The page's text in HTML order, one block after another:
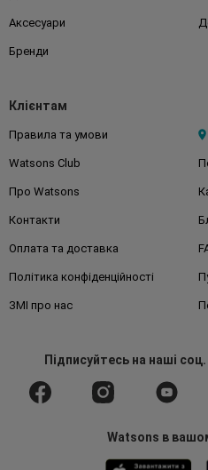
Аксесуари
Бренди
Клієнтам
Правила та умови
Watsons Club
Про Watsons
Контакти
Оплата та доставка
Політика конфіденційності
ЗМІ про нас
Підписуйтесьна наші
Watsons в